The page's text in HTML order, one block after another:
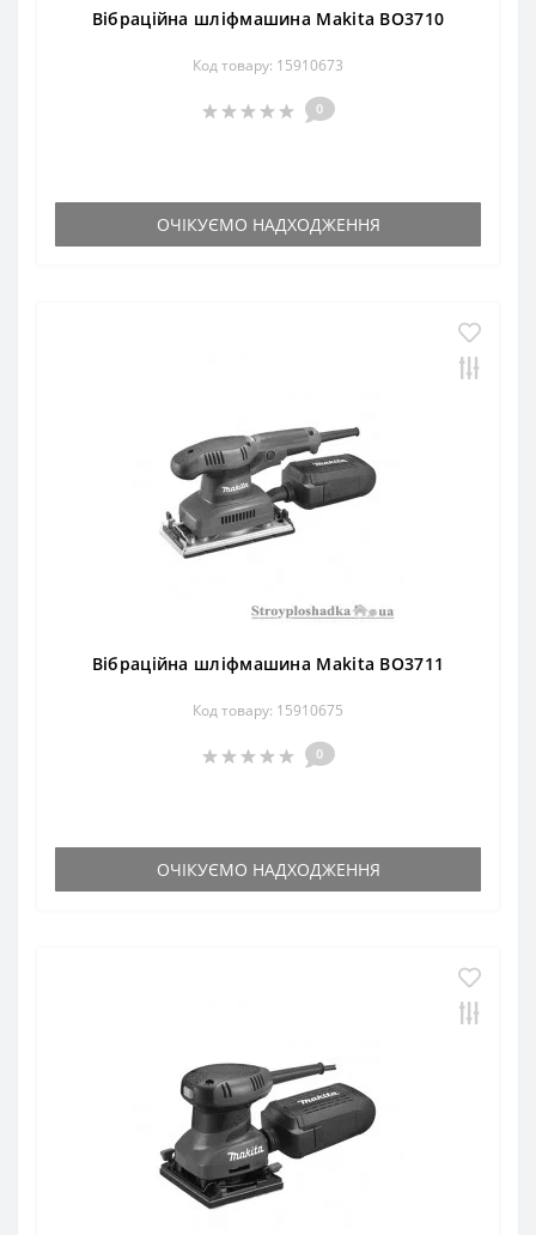
Вібраційна шліфмашина Makita BO3710
Код товару: 15910673
0
ОЧІКУЄМО НАДХОДЖЕННЯ
Вібраційна шліфмашина Makita BO3711
Код товару: 15910675
0
ОЧІКУЄМО НАДХОДЖЕННЯ